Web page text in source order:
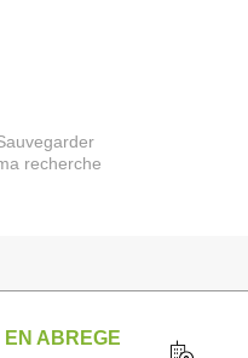
recherche
ABREGE